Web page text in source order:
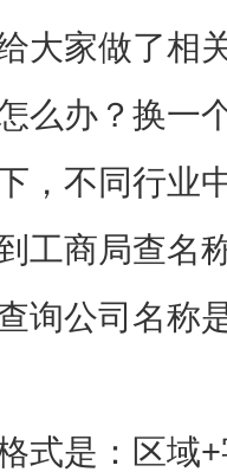
大家做了相
么办？换一
，不同行业
工商局查名
询公司名称
式是：区域